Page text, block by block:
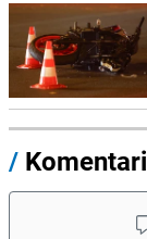
/ Komentari